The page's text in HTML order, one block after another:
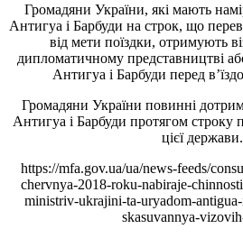
Громадяни України, які мають
Антигуа і Барбуди на строк, що
від мети поїздки, отримують
дипломатичному представництві
Антигуа і Барбуди перед
Громадяни України повинні
Антигуа і Барбуди протягом строку
цієї держави.
https://mfa.gov.ua/ua/news-feeds/
chervnya-2018-roku-nabiraje-
ministriv-ukrajini-ta-uryadom-
skasuvannya-